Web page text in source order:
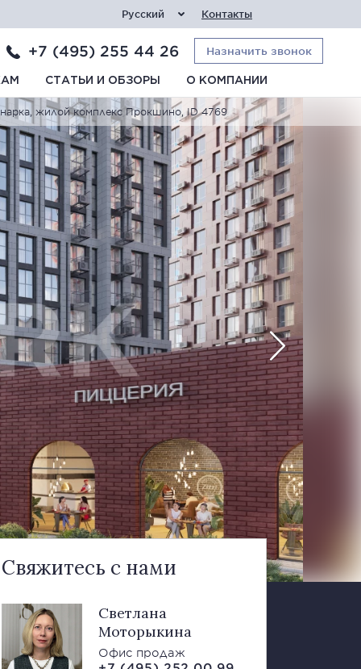
Русский Контакты
+7 (495) 255 44 26 Назначить звонок
СТАТЬИ И ОБЗОРЫ О КОМПАНИИ
жилой комплекс Прокшино, ID 4769
Свяжитесь с нами
Светлана
Моторыкина
Офис продаж